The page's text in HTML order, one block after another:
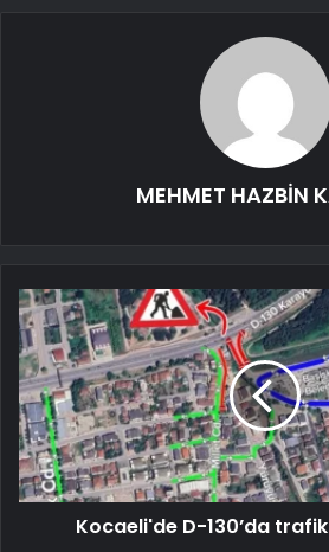
MEHMET HAZBİN
Kocaeli'de D-130’da